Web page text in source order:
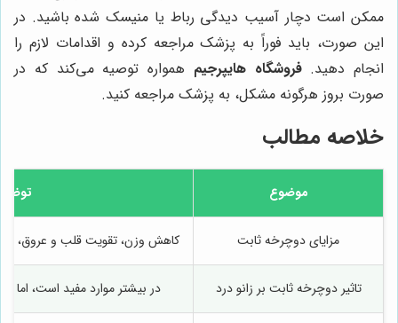
ممکن است دچار آسیب دیدگی رباط یا منیسک شده باشید. در
این صورت، باید فوراً به پزشک مراجعه کرده و اقدامات لازم را
انجام دهید.فروشگاه هایپرجیم همواره توصیه می‌کند که در
صورت بروز هرگونه مشکل، به پزشک مراجعه کنید.
خلاصه مطالب
موضوع
مزایای دوچرخه ثابت کاهش وزن، تقویت قلب و عروق،
تاثیر دوچرخه ثابت بر زانو درد در بیشتر موارد مفید است،